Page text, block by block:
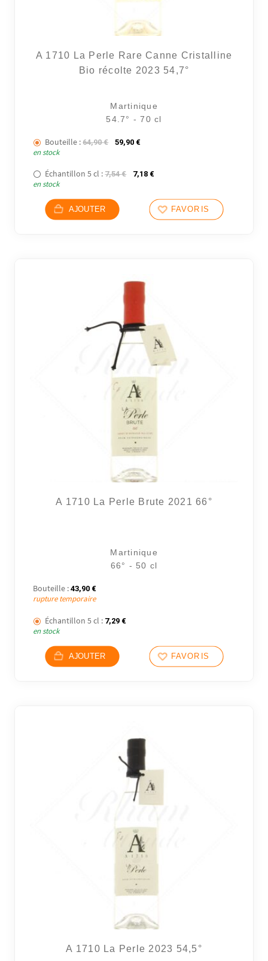
A 1710 La Perle Rare Canne Cristalline
Bio récolte 2023 54,7°
Martinique
54.7° - 70 cl
Bouteille : 64,90€ Le prix initial était : 64,90 €.
59,90 €Le prix actuel est : 59,90 €.
en stock
Échantillon 5 cl : 7,54€ Le prix initial était : 7,54 €.
7,18 €Le prix actuel est : 7,18 €.
en stock
AJOUTER FAVORIS
A 1710 La Perle Brute 2021 66°
Martinique
66° - 50 cl
Bouteille : 43,90 €
rupture temporaire
Échantillon 5 cl : 7,29 €
en stock
AJOUTER FAVORIS
A 1710 La Perle 2023 54,5°